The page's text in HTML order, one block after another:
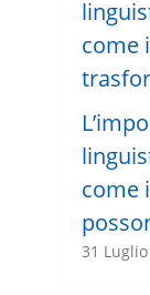
come
31